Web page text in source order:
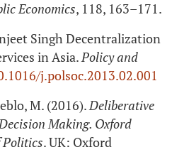
Economics, 118, 163–171.
Singh Decentralization
in Asia.Policy and
j.polsoc.2013.02.001
M. (2016).Deliberative
Making. Oxford
Politics. UK: Oxford